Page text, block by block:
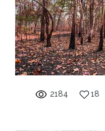
2184 18